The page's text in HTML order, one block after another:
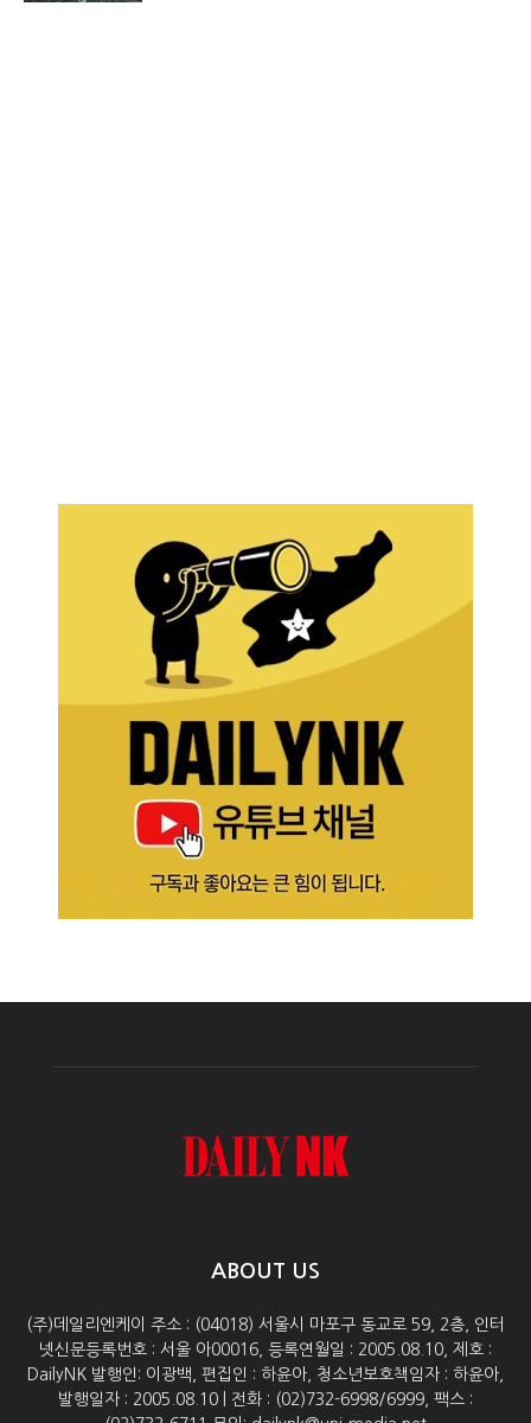
ABOUT US
(주)데일리엔케이 주소 : (04018) 서울시 마포구 동교로 59, 2층, 인터
넷신문등록번호 : 서울 아00016, 등록연월일 : 2005.08.10, 제호 :
DailyNK 발행인: 이광백, 편집인 : 하윤아, 청소년보호책임자 : 하윤아,
발행일자 : 2005.08.10 | 전화 : (02)732-6998/6999, 팩스 :